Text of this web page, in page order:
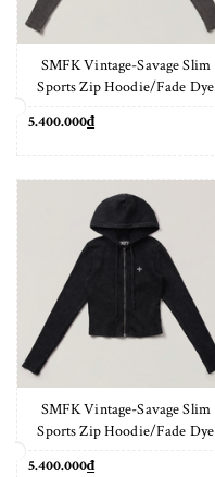
SMFK Vintage-Savage Slim
Sports Zip Hoodie/Fade Dye
5.400.000₫
SMFK Vintage-Savage Slim
Sports Zip Hoodie/Fade Dye
5.400.000₫